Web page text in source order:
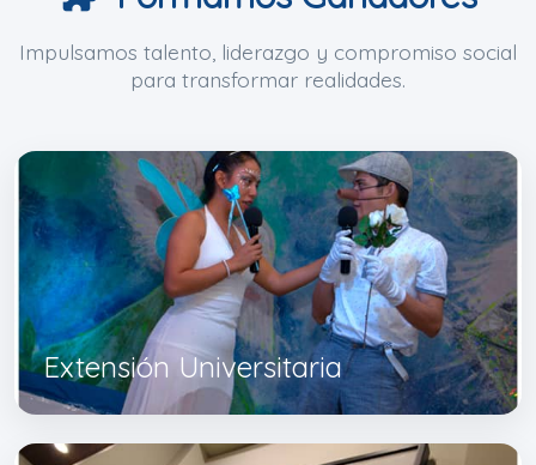
Impulsamos talento, liderazgo y compromiso social
para transformar realidades.
Extensión Universitaria